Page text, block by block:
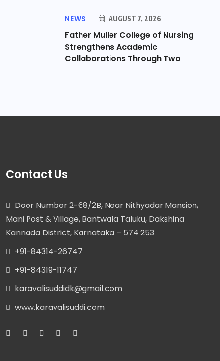
NEWS AUGUST 7, 2026
Father Muller College of Nursing
Strengthens Academic
Collaborations Through Two
Contact Us
Door Number 2-68/2B, Near Nithyadar Mansion,
Mani Post & Village, Bantwala Taluku, Dakshina
Kannada District, Karnataka – 574 253
+91-84314-26747
+91-84319-11747
karavalisuddidk@gmail.com
www.karavalisuddi.com